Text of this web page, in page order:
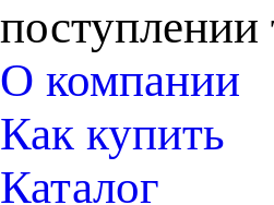
поступлении
О компании
Как купить
Каталог